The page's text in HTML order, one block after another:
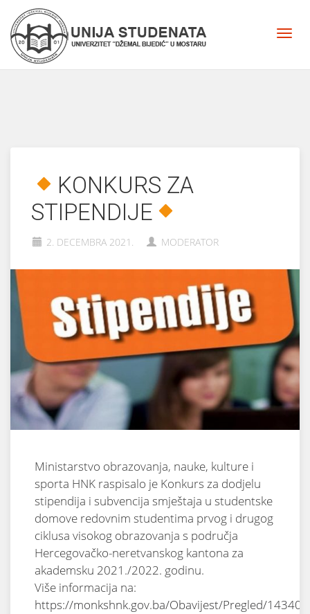
KONKURS ZA
STIPENDIJE
2. DECEMBRA 2021. MODERATOR
Ministarstvo obrazovanja, nauke, kulture i
sporta HNK raspisalo je Konkurs za dodjelu
stipendija i subvencija smještaja u studentske
domove redovnim studentima prvog i drugog
ciklusa visokog obrazovanja s područja
Hercegovačko-neretvanskog kantona za
akademsku 2021./2022. godinu.
Više informacija na:
https://monkshnk.gov.ba/Obavijest/Pregled/14340